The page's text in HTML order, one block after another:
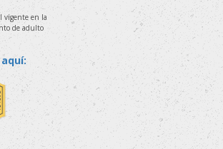
vigente en la
de adulto